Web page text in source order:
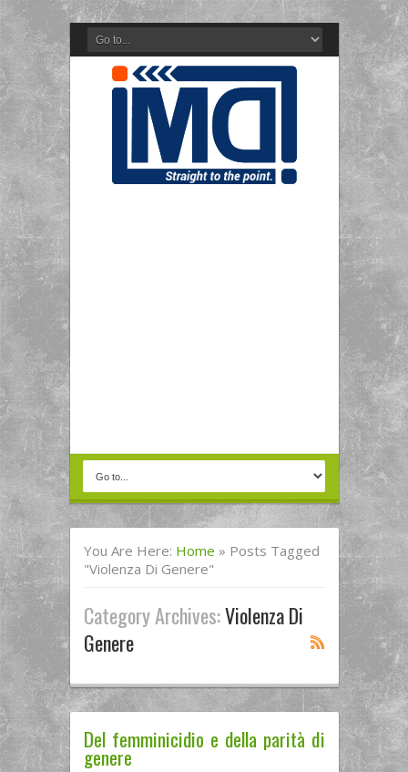
You Are Here: Home » Posts Tagged
"violenza Di Genere"
Category Archives:Violenza Di
Genere
Del femminicidio e della parità di
genere